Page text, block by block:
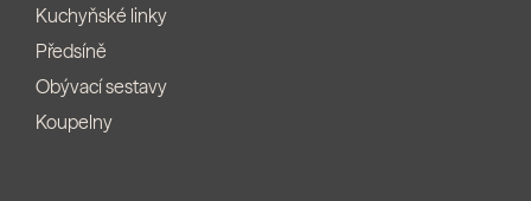
Kuchyňské linky
Předsíně
Obývací sestavy
Koupelny